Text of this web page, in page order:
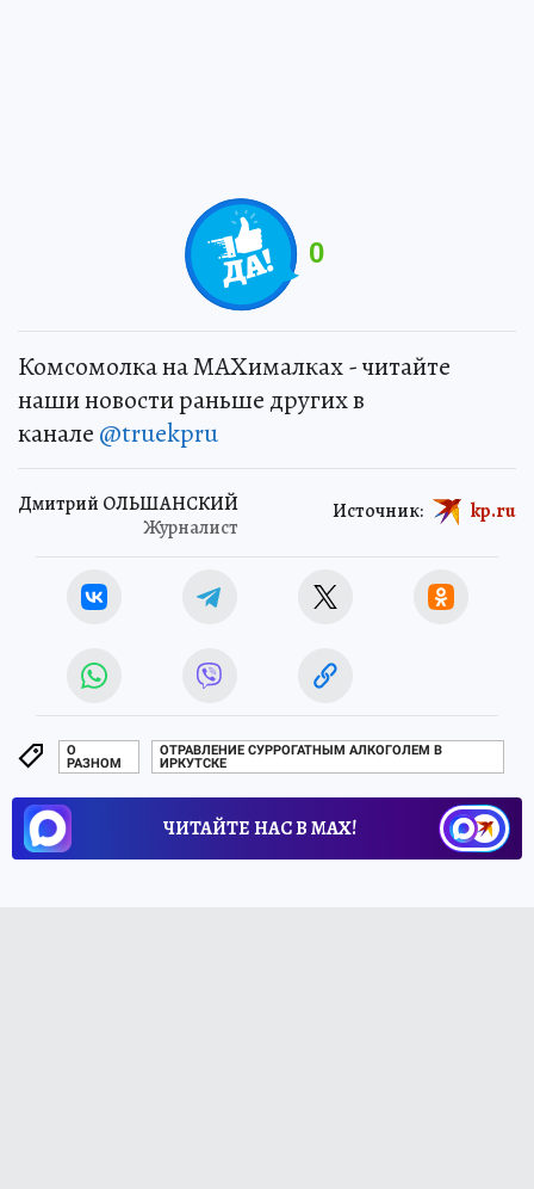
0
Комсомолка на MAXималках - читайте
наши новости раньше других в
канале @truekpru
Дмитрий ОЛЬШАНСКИЙ
Журналист
Источник: kp.ru
О
РАЗНОМ
ОТРАВЛЕНИЕ СУРРОГАТНЫМ АЛКОГОЛЕМ В
ИРКУТСКЕ
ЧИТАЙТЕ НАС В МАХ!